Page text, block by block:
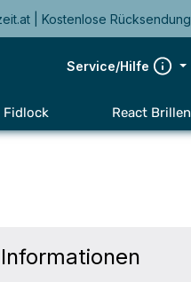
| Kostenlose Rücksendung
Service/Hilfe
Fidlock React Brillen
Informationen